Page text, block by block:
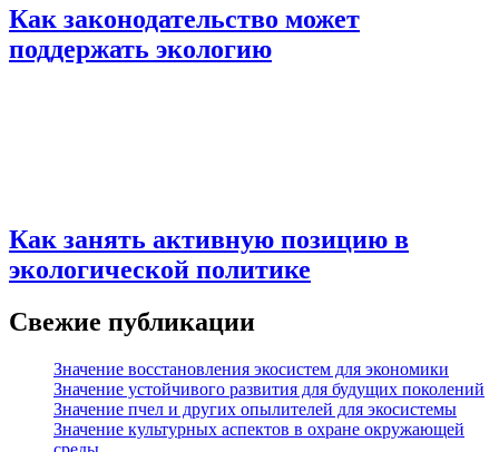
Как законодательство может
поддержать экологию
Как занять активную позицию в
экологической политике
Свежие публикации
Значение восстановления экосистем для экономики
Значение устойчивого развития для будущих поколений
Значение пчел и других опылителей для экосистемы
Значение культурных аспектов в охране окружающей